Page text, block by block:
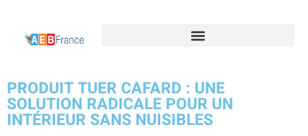
PRODUIT TUER CAFARD : UNE
SOLUTION RADICALE POUR UN
INTÉRIEUR SANS NUISIBLES